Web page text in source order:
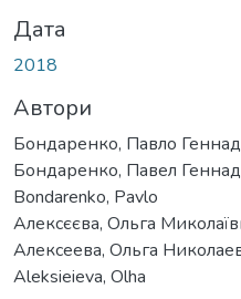
Дата
2018
Автори
Бондаренко, Павло
Бондаренко, Павел
Bondarenko, Pavlo
Алексєєва, Ольга
Алексеева, Ольга
Aleksieieva, Olha